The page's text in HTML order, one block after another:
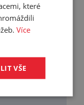
které
Více
VŠE